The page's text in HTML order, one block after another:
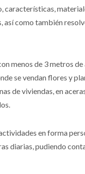
características,
así como también
menos de 3 metros de
se vendan flores y
de viviendas, en
en forma
diarias, pudiendo